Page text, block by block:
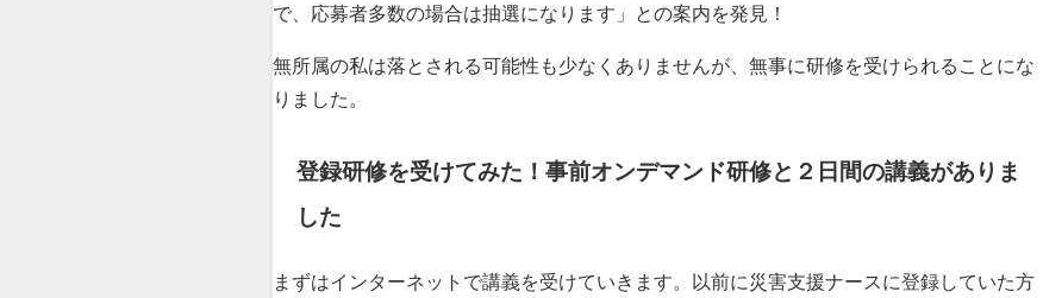
で、応募者多数の場合は抽選になります」との案内を発見！
無所属の私は落とされる可能性も少なくありませんが、無事に研修を受けられることにな
りました。
登録研修を受けてみた！事前オンデマンド研修と２日間の講義がありま
した
まずはインターネットで講義を受けていきます。以前に災害支援ナースに登録していた方